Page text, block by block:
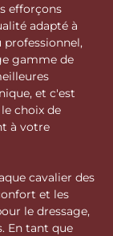
efforçons
adapté à
professionnel,
gamme de
et c'est
choix de
à votre
cavalier des
et les
le dressage,
En tant que